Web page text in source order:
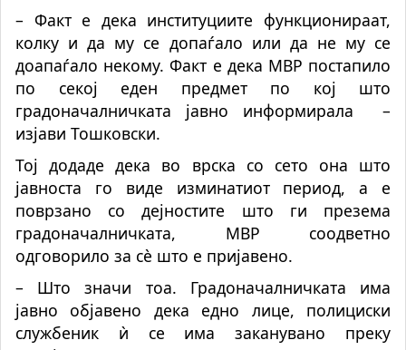
– Факт е дека институциите функционираат,
колку и да му се допаѓало или да не му се
доапаѓало некому. Факт е дека МВР постапило
по секој еден предмет по кој што
градоначалничката јавно информирала
–
изјави Тошковски.
Тој додаде дека во врска со сето она што
јавноста го виде изминатиот период, а е
поврзано со дејностите што ги презема
градоначалничката, МВР соодветно
одговорило за сè што е пријавено.
– Што значи тоа. Градоначалничката има
јавно објавено дека едно лице, полициски
службеник ѝ се има заканувано преку